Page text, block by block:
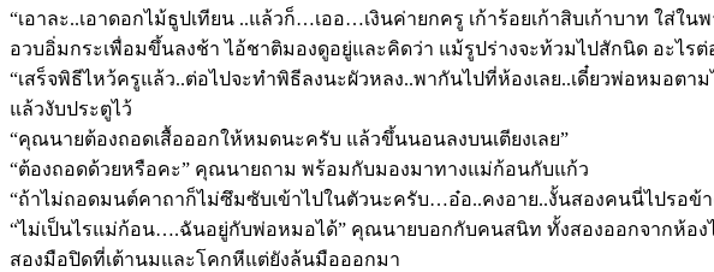
“เอาละ..เอาดอกไม้ธูปเทียน ..แล้วก็…เออ…เงินค่ายกครู เก้าร้อยเก้าสิบเก้าบาท ใส่
อวบอิ่มกระเพื่อมขึ้นลงช้า ไอ้ชาติมองดูอยู่และคิดว่า แม้รูปร่างจะท้วมไปสักนิด อะ
“เสร็จพิธีไหว้ครูแล้ว..ต่อไปจะทำพิธีลงนะผัวหลง..พากันไปที่ห้องเลย..เดี๋ยวพ่อหมอต
แล้วงับประตูไว้
“คุณนายต้องถอดเสื้อออกให้หมดนะครับ แล้วขึ้นนอนลงบนเตียงเลย”
“ต้องถอดด้วยหรือคะ” คุณนายถาม พร้อมกับมองมาทางแม่ก้อนกับแก้ว
“ถ้าไม่ถอดมนต์คาถาก็ไม่ซึมซับเข้าไปในตัวนะครับ…อ๋อ..คงอาย..งั้นสองคนนี่ไปรอ
“ไม่เป็นไรแม่ก้อน….ฉันอยู่กับพ่อหมอได้” คุณนายบอกกับคนสนิท ทั้งสองออกจากห้
สองมือปิดที่เต้านมและโคกหีแต่ยังล้นมือออกมา